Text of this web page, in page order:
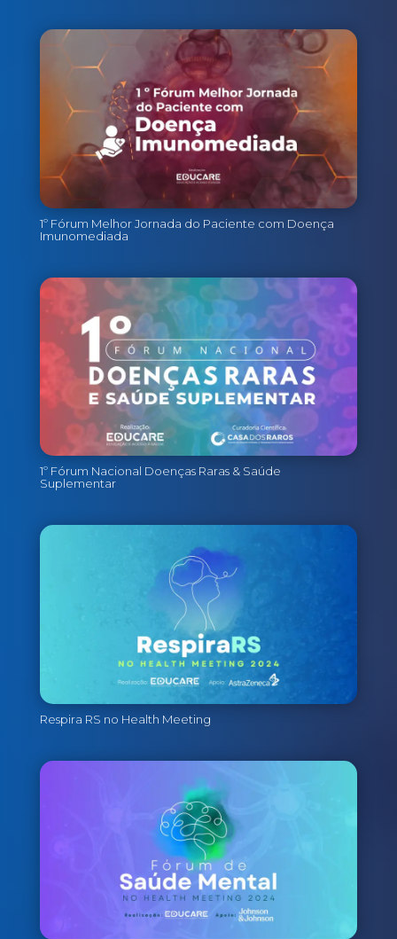
1º Fórum Melhor Jornada do Paciente com Doença
Imunomediada
1º Fórum Nacional Doenças Raras & Saúde
Suplementar
Respira RS no Health Meeting